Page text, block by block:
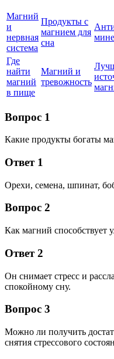
Магний
и
нервная
система
Продукты с
магнием для
сна
Где
найти
магний
в пище
Магний и
тревожность
Вопрос 1
Какие продукты богаты
Ответ 1
Орехи, семена, шпинат,
Вопрос 2
Как магний способствует
Ответ 2
Он снимает стресс и
спокойному сну.
Вопрос 3
Можно ли получить
снятия стрессового